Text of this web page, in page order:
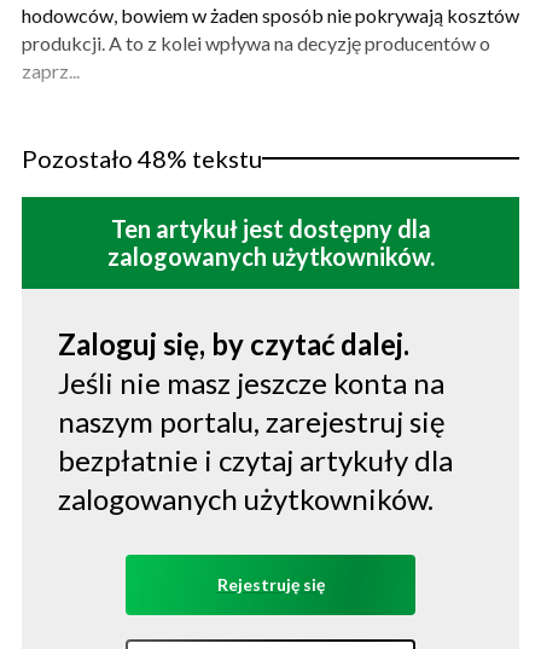
hodowców, bowiem w żaden sposób nie pokrywają kosztów
produkcji. A to z kolei wpływa na decyzję producentów o
zaprz...
Pozostało 48% tekstu
Ten artykuł jest dostępny dla
zalogowanych użytkowników.
Zaloguj się, by czytać dalej.
Jeśli nie masz jeszcze konta na
naszym portalu, zarejestruj się
bezpłatnie i czytaj artykuły dla
zalogowanych użytkowników.
Rejestruję się